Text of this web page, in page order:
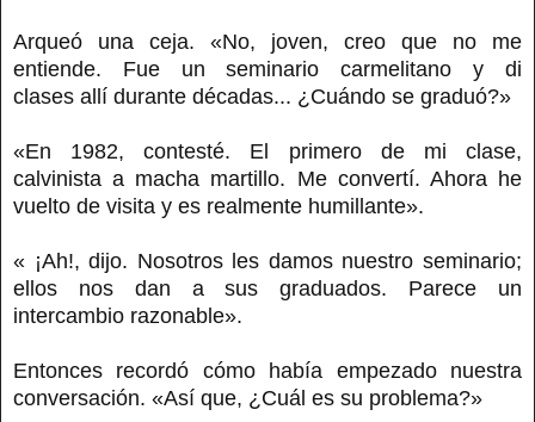
Arqueó una ceja. «No, joven, creo que no me
entiende. Fue un seminario carmelitano y di
clases allí durante décadas... ¿Cuándo se graduó?»
«En 1982, contesté. El primero de mi clase,
calvinista a macha martillo. Me convertí. Ahora he
vuelto de visita y es realmente humillante».
« ¡Ah!, dijo. Nosotros les damos nuestro seminario;
ellos nos dan a sus graduados. Parece un
intercambio razonable».
Entonces recordó cómo había empezado nuestra
conversación. «Así que, ¿Cuál es su problema?»